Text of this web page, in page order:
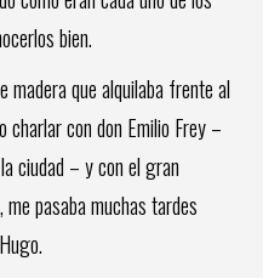
bien.
madera que alquilaba frente al
charlar con don Emilio Frey –
ciudad – y con el gran
pasaba muchas tardes